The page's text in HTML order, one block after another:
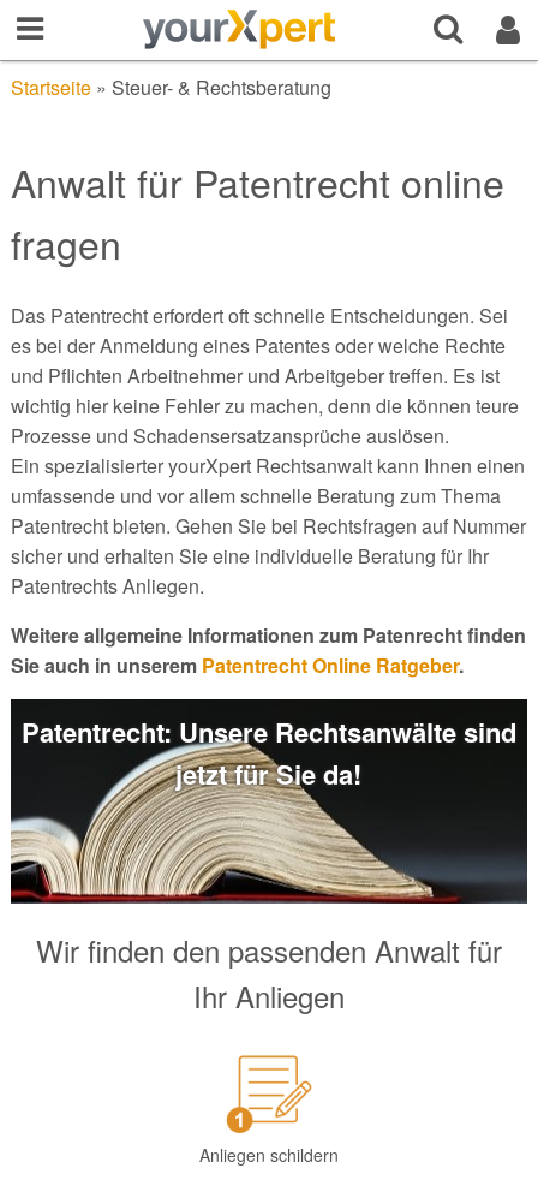
Startseite» Steuer- & Rechtsberatung
Anwalt für Patentrecht online
fragen
Das Patentrecht erfordert oft schnelle Entscheidungen. Sei
es bei der Anmeldung eines Patentes oder welche Rechte
und Pflichten Arbeitnehmer und Arbeitgeber treffen. Es ist
wichtig hier keine Fehler zu machen, denn die können teure
Prozesse und Schadensersatzansprüche auslösen.
Ein spezialisierter yourXpert Rechtsanwalt kann Ihnen einen
umfassende und vor allem schnelle Beratung zum Thema
Patentrecht bieten. Gehen Sie bei Rechtsfragen auf Nummer
sicher und erhalten Sie eine individuelle Beratung für Ihr
Patentrechts Anliegen.
Weitere allgemeine Informationen zum Patenrecht finden
Sie auch in unserem Patentrecht Online Ratgeber.
Patentrecht: Unsere Rechtsanwälte sind
jetzt für Sie da!
Wir finden den passenden Anwalt für
Ihr Anliegen
Anliegen schildern